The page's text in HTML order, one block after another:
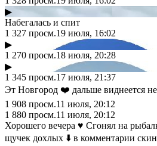
▶
Набегалась и спит
1 327 просм.19 июля, 16:02
▶
1 270 просм.18 июля, 20:28
▶
1 345 просм.17 июля, 21:37
Эт Новгород ❤️ дальше виднеется
1 908 просм.11 июля, 20:12
1 880 просм.11 июля, 20:12
Хорошего вечера ♥️ Сгонял на
щучек дохлых ⬇️ в комментарии